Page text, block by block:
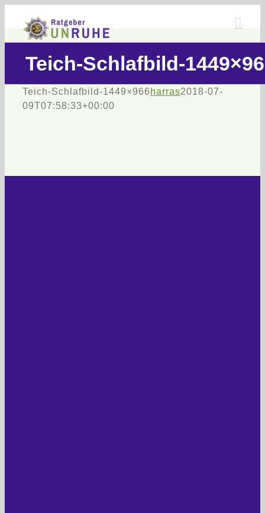
Inhalt
springen
Teich-Schlafbild-
Teich-Schlafbild-1449×966 harras2018-07-
09T07:58:33+00:00